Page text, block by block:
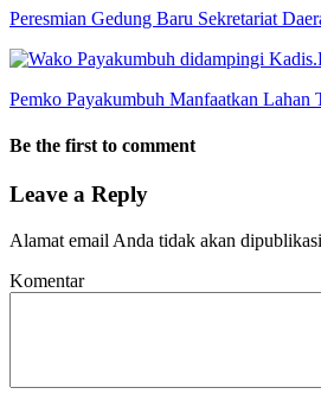
Peresmian Gedung Baru Sekretariat
Pemko Payakumbuh Manfaatkan Lahan
Be the first to comment
Leave a Reply
Alamat email Anda tidak akan
Komentar